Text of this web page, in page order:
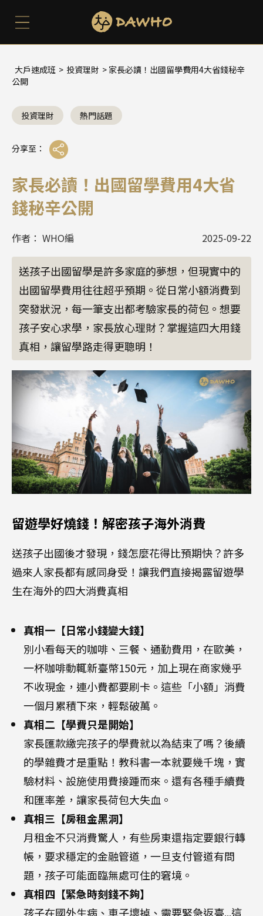
大戶速成班 > 投資理財 > 家長必讀！出國留學費用4大省錢秘辛
公開
投資理財 熱門話題
分享至：
家長必讀！出國留學費用4大省
錢秘辛公開
作者： WHO編 2025-09-22
送孩子出國留學是許多家庭的夢想，但現實中的
出國留學費用往往超乎預期。從日常小額消費到
突發狀況，每一筆支出都考驗家長的荷包。想要
孩子安心求學，家長放心理財？掌握這四大用錢
真相，讓留學路走得更聰明！
留遊學好燒錢！解密孩子海外消費
送孩子出國後才發現，錢怎麼花得比預期快？許多
過來人家長都有感同身受！讓我們直接揭露留遊學
生在海外的四大消費真相
真相一【日常小錢變大錢】
別小看每天的咖啡、三餐、通勤費用，在歐美，
一杯咖啡動輒新臺幣150元，加上現在商家幾乎
不收現金，連小費都要刷卡。這些「小額」消費
一個月累積下來，輕鬆破萬。
真相二【學費只是開始】
家長匯款繳完孩子的學費就以為結束了嗎？後續
的學雜費才是重點！教科書一本就要幾千塊，實
驗材料、設施使用費接踵而來。還有各種手續費
和匯率差，讓家長荷包大失血。
真相三【房租金黑洞】
月租金不只消費驚人，有些房東還指定要銀行轉
帳，要求穩定的金融管道，一旦支付管道有問
題，孩子可能面臨無處可住的窘境。
真相四【緊急時刻錢不夠】
孩子在國外生病、車子壞掉、需要緊急返臺...這